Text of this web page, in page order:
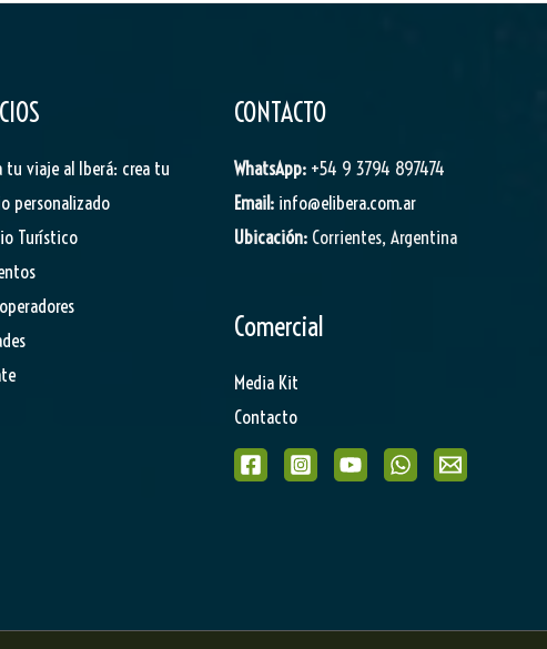
tu viaje al Iberá: crea tu
personalizado
Turístico
CONTACTO
WhatsApp: +54 9 3794 897474
Email: info@elibera.com.ar
Ubicación: Corrientes, Argentina
Comercial
Media Kit
Contacto